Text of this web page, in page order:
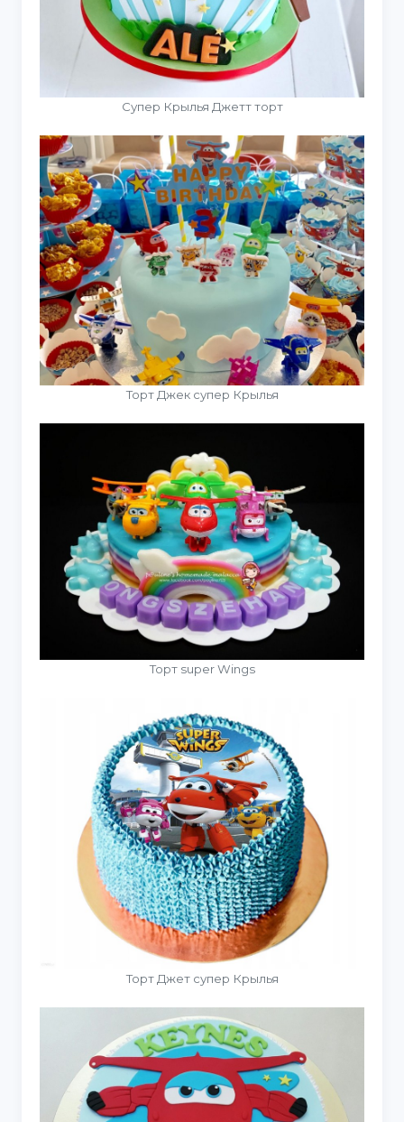
Супер Крылья Джетт торт
Торт Джек супер Крылья
Торт super Wings
Торт Джет супер Крылья